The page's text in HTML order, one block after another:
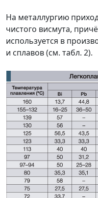
На металлургию
чистого висмута,
используется в
и сплавов (см. табл. 2).